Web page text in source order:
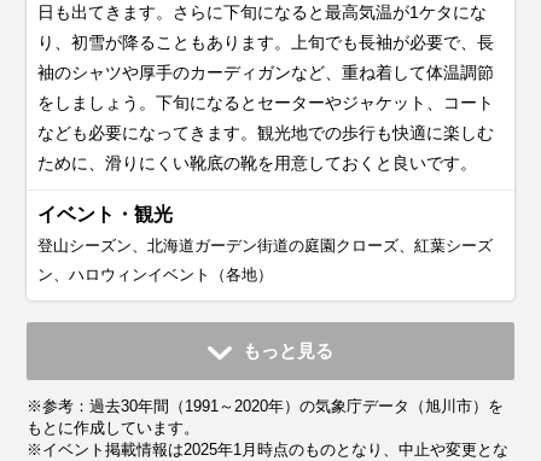
日も出てきます。さらに下旬になると最高気温が1ケタにな
り、初雪が降ることもあります。上旬でも長袖が必要で、長
袖のシャツや厚手のカーディガンなど、重ね着して体温調節
をしましょう。下旬になるとセーターやジャケット、コート
なども必要になってきます。観光地での歩行も快適に楽しむ
ために、滑りにくい靴底の靴を用意しておくと良いです。
イベント・観光
登山シーズン、北海道ガーデン街道の庭園クローズ、紅葉シーズ
ン、ハロウィンイベント（各地）
11月
平均気温・降水量
2.3℃ 114.5mm
12月
平均気温・降水量
-4.2℃ 102.4mm
1月
平均気温・降水量
-7.0℃ 66.9mm
2月
平均気温・降水量
-6.0℃ 54.7mm
3月
平均気温・降水量
-1.4℃ 55.0mm
4月
平均気温・降水量
5.6℃ 48.5mm
5月
平均気温・降水量
12.3℃ 66.6mm
6月
平均気温・降水量
17.0℃ 71.4mm
7月
平均気温・降水量
20.7℃ 129.5mm
もっと見る
※参考：過去30年間（1991～2020年）の気象庁データ（旭川市）を
もとに作成しています。
※イベント掲載情報は2025年1月時点のものとなり、中止や変更とな